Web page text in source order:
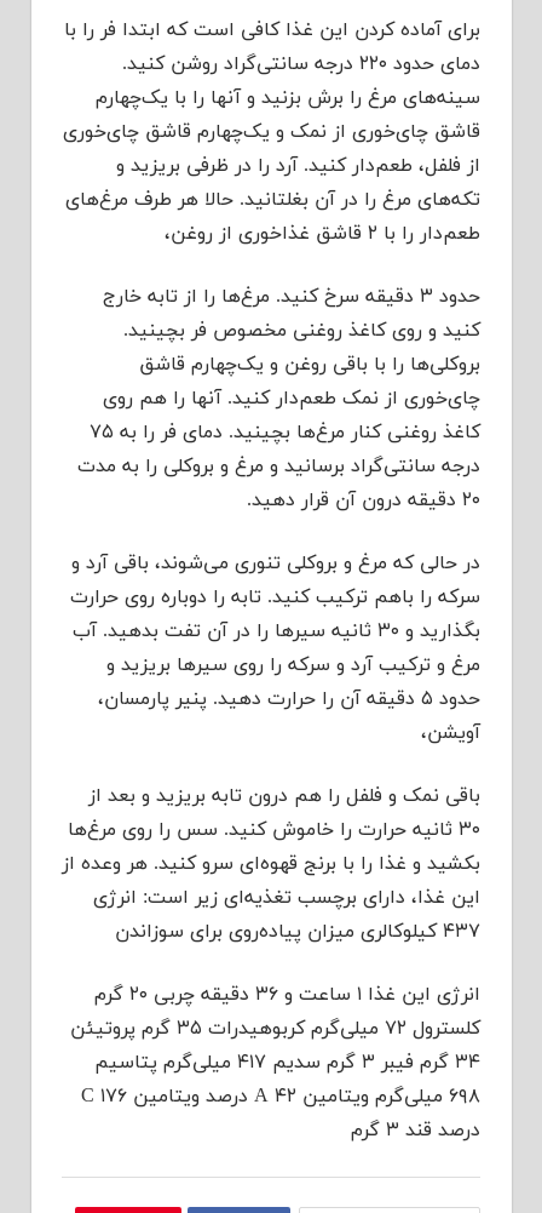
برای آماده کردن این غذا کافی است که ابتدا فر را با
دمای حدود ۲۲۰ درجه سانتی‌گراد روشن کنید.
سینه‌های مرغ را برش بزنید و آنها را با یک‌چهارم
قاشق چای‌خوری از نمک و یک‌چهارم قاشق چای‌خوری
از فلفل، طعم‌دار کنید. آرد را در ظرفی بریزید و
تکه‌های مرغ را در آن بغلتانید. حالا هر طرف مرغ‌های
طعم‌دار را با ۲ قاشق غذاخوری از روغن،
حدود ۳ دقیقه سرخ کنید. مرغ‌ها را از تابه خارج
کنید و روی کاغذ روغنی مخصوص فر بچینید.
بروکلی‌ها را با باقی روغن و یک‌چهارم قاشق
چای‌خوری از نمک طعم‌دار کنید. آنها را هم روی
کاغذ روغنی کنار مرغ‌ها بچینید. دمای فر را به ۷۵
درجه سانتی‌گراد برسانید و مرغ و بروکلی را به مدت
۲۰ دقیقه درون آن قرار دهید.
در حالی که مرغ و بروکلی تنوری می‌شوند، باقی آرد و
سرکه را باهم ترکیب کنید. تابه را دوباره روی حرارت
بگذارید و ۳۰ ثانیه سیرها را در آن تفت بدهید. آب
مرغ و ترکیب آرد و سرکه را روی سیرها بریزید و
حدود ۵ دقیقه آن را حرارت دهید. پنیر پارمسان،
آویشن،
باقی نمک و فلفل را هم درون تابه بریزید و بعد از
۳۰ ثانیه حرارت را خاموش کنید. سس را روی مرغ‌ها
بکشید و غذا را با برنج قهوه‌ای سرو کنید. هر وعده از
این غذا، دارای برچسب تغذیه‌ای زیر است: انرژی
۴۳۷ کیلوکالری میزان پیاده‌روی برای سوزاندن
انرژی این غذا ۱ ساعت و ۳۶ دقیقه چربی ۲۰ گرم
کلسترول ۷۲ میلی‌گرم کربوهیدرات ۳۵ گرم پروتیئن
۳۴ گرم فیبر ۳ گرم سدیم ۴۱۷ میلی‌گرم پتاسیم
۶۹۸ میلی‌گرم ویتامین A ۴۲ درصد ویتامین C ۱۷۶
درصد قند ۳ گرم